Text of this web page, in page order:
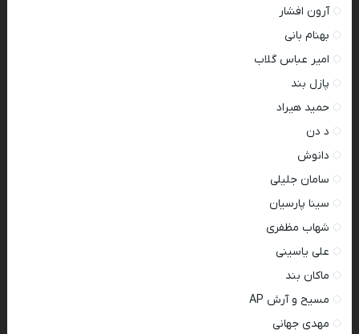
آرون افشار
بهنام بانی
امیر عباس گلاب
پازل بند
حمید هیراد
د دن
دانوش
سامان جلیلی
سینا پارسیان
شهاب مظفری
علی یاسینی
ماکان بند
مسیح و آرش AP
مهدی جهانی